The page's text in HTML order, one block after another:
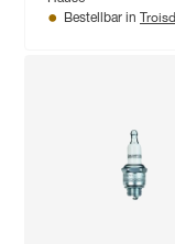
Bestellbar in